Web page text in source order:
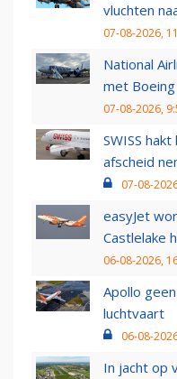
vluchten
07-08-2026,
National
met
07-08-2026,
SWISS
afscheid
07-08-
easyJet
Castlelake
06-08-2026,
Apollo
luchtvaart
06-08-
In jacht op